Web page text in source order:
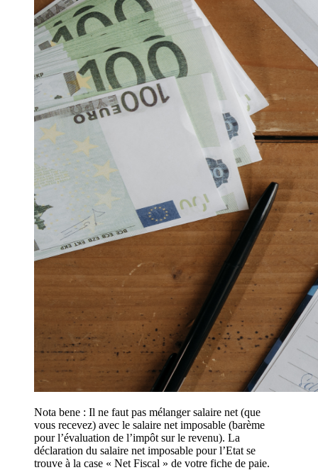
Nota bene : Il ne faut pas mélanger salaire net (que
vous recevez) avec le salaire net imposable (barème
pour l’évaluation de l’impôt sur le revenu). La
déclaration du salaire net imposable pour l’Etat se
trouve à la case « Net Fiscal » de votre fiche de paie.